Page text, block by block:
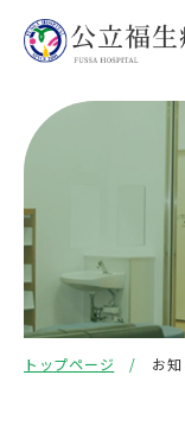
トップページ お